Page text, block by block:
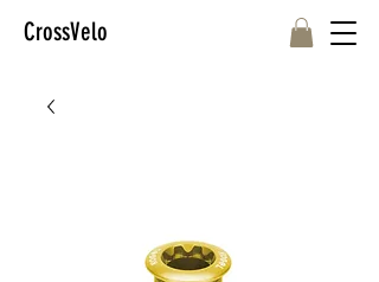
CrossVelo